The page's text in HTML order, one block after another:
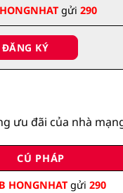
gửi 290
ĐĂNG KÝ
ưu đãi của nhà
CÚ PHÁP
HONGNHAT gửi 290